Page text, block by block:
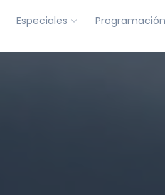
Especiales Programación